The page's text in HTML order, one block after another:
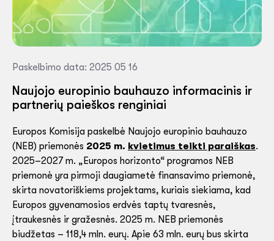
Paskelbimo data: 2025 05 16
Naujojo europinio bauhauzo informacinis ir
partnerių paieškos renginiai
Europos Komisija paskelbė Naujojo europinio bauhauzo
(NEB) priemonės 2025 m. kvietimus teikti paraiškas.
2025–2027 m. „Europos horizonto“ programos NEB
priemonė yra pirmoji daugiametė finansavimo priemonė,
skirta novatoriškiems projektams, kuriais siekiama, kad
Europos gyvenamosios erdvės taptų tvaresnės,
įtraukesnės ir gražesnės. 2025 m. NEB priemonės
biudžetas – 118,4 mln. eurų. Apie 63 mln. eurų bus skirta